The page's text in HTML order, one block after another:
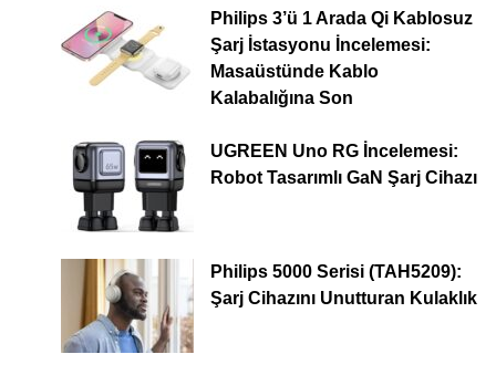
Philips 3’ü 1 Arada Qi Kablosuz
Şarj İstasyonu İncelemesi:
Masaüstünde Kablo
Kalabalığına Son
UGREEN Uno RG İncelemesi:
Robot Tasarımlı GaN Şarj Cihazı
Philips 5000 Serisi (TAH5209):
Şarj Cihazını Unutturan Kulaklık